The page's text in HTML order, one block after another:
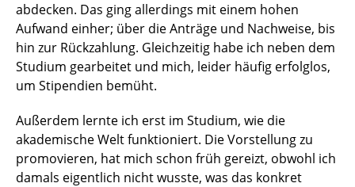
abdecken. Das ging allerdings mit einem hohen
Aufwand einher; über die Anträge und Nachweise, bis
hin zur Rückzahlung. Gleichzeitig habe ich neben dem
Studium gearbeitet und mich, leider häufig erfolglos,
um Stipendien bemüht.
Außerdem lernte ich erst im Studium, wie die
akademische Welt funktioniert. Die Vorstellung zu
promovieren, hat mich schon früh gereizt, obwohl ich
damals eigentlich nicht wusste, was das konkret